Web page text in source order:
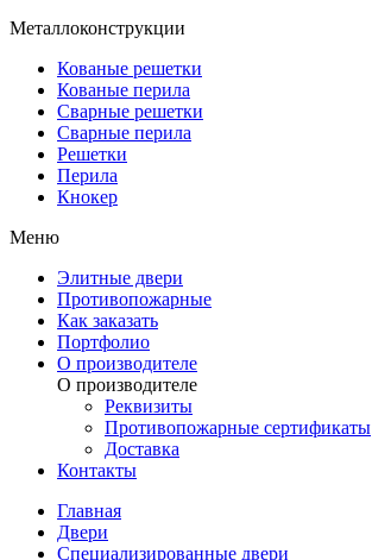
Металлоконструкции
Кованые решетки
Кованые перила
Сварные решетки
Сварные перила
Решетки
Перила
Кнокер
Меню
Элитные двери
Противопожарные
Как заказать
Портфолио
О производителе
О производителе
Реквизиты
Противопожарные сертификаты
Доставка
Контакты
Главная
Двери
Специализированные двери